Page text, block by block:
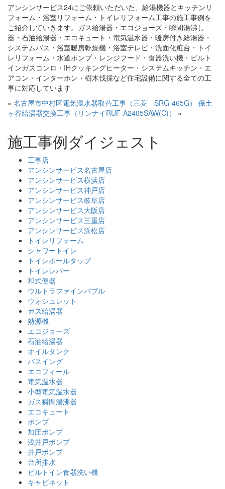
アンシンサービス24にご依頼いただいた、給湯機器とキッチンリ
フォーム・浴室リフォーム・トイレリフォーム工事の施工事例を
ご紹介していきます。ガス給湯器・エコジョーズ・瞬間湯沸し
器・石油給湯器・エコキュート・電気温水器・暖房付き給湯器・
システムバス・浴室暖房乾燥機・浴室テレビ・洗面化粧台・トイ
レリフォーム・水道ポンプ・レンジフード・食器洗い機・ビルト
インガスコンロ・IHクッキングヒーター・システムキッチン・エ
アコン・インターホン・樹木伐採など住宅設備に関する全ての工
事に対応しています
« 名古屋市中村区電気温水器取替工事（三菱 SRG-465G）
保土
ヶ谷給湯器交換工事（リンナイRUF-A2405SAW(C)）
»
施工事例ダイジェスト
工事店
アンシンサービス名古屋店
アンシンサービス横浜店
アンシンサービス神戸店
アンシンサービス岐阜店
アンシンサービス大阪店
アンシンサービス三重店
アンシンサービス浜松店
トイレリフォーム
シャワートイレ
トイレボールタップ
トイレレバー
和式便器
ウルトラファインバブル
ウォシュレット
ガス給湯器
熱源機
エコジョーズ
石油給湯器
オイルタンク
バスイング
エコフィール
電気温水器
小型電気温水器
ガス瞬間湯沸器
エコキュート
ポンプ
加圧ポンプ
浅井戸ポンプ
井戸ポンプ
台所排水
ビルトイン食器洗い機
キャビネット